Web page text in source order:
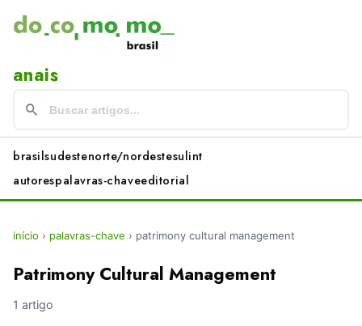
anais
brasilsudestenorte/nordestesulint
autorespalavras-chaveeditorial
início › palavras-chave › patrimony cultural management
Patrimony Cultural Management
1 artigo